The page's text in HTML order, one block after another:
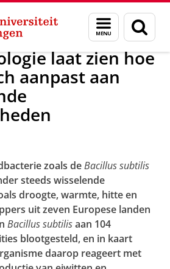
Menu
en
zoeken
Nieuws Nieuwsberichten
laat zien hoe
aanpast aan
zoals deBacillus subtilis
steeds wisselende
droogte, warmte, hitte en
uit zeven Europese landen
Bacillus subtilisaan 104
blootgesteld, en in kaart
daarop reageert met